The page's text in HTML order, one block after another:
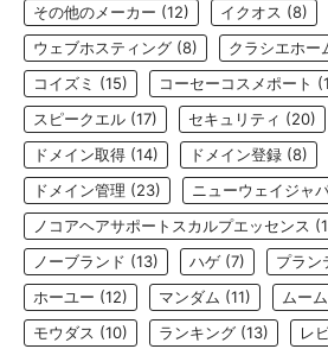
その他のメーカー (12) イクオス (8)
ウェブホスティング (8) クラシエホー
コイズミ (15) コーセーコスメポート
スピークエル (17) セキュリティ (20)
ドメイン取得 (14) ドメイン登録 (8)
ドメイン管理 (23) ニューウェイジャ
ノコアヘアサポートスカルプエッセンス
ノーブランド (13) ハゲ (7) プラン
ホーユー (12) マンダム (11) ムー
モウダス (10) ランキング (13) レ